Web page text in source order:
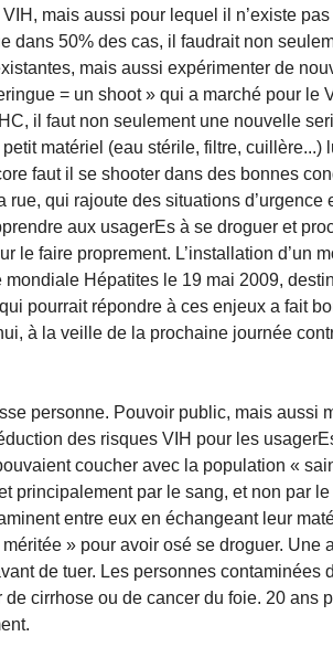
mais aussi pour lequel il n’existe
dans 50% des cas, il faudrait non
mais aussi expérimenter de
= un shoot » qui a marché pour le
il faut non seulement une nouvelle
matériel (eau stérile, filtre, cuillère...)
faut il se shooter dans des bonnes
qui rajoute des situations d’urgence
aux usagerEs à se droguer et
le faire proprement. L’installation d’un
Hépatites le 19 mai 2009,
pourrait répondre à ces enjeux a fait
à la veille de la prochaine journée
personne. Pouvoir public, mais aussi
des risques VIH pour les
coucher avec la population «
principalement par le sang, et non par
entre eux en échangeant leur
» pour avoir osé se droguer. Une
de tuer. Les personnes contaminées
cirrhose ou de cancer du foie. 20 ans